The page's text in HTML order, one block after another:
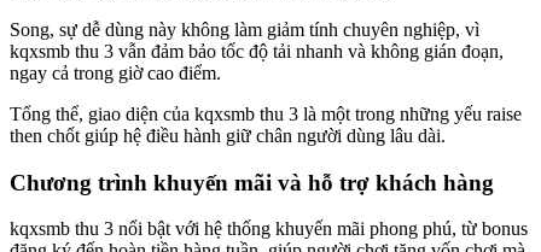
Song, sự dễ dùng này không làm giảm tính chuyên nghiệp, vì
kqxsmb thu 3 vẫn đảm bảo tốc độ tải nhanh và không gián đoạn,
ngay cả trong giờ cao điểm.
Tổng thể, giao diện của kqxsmb thu 3 là một trong những yếu raise
then chốt giúp hệ điều hành giữ chân người dùng lâu dài.
Chương trình khuyến mãi và hỗ trợ khách hàng
kqxsmb thu 3 nổi bật với hệ thống khuyến mãi phong phú, từ bonus